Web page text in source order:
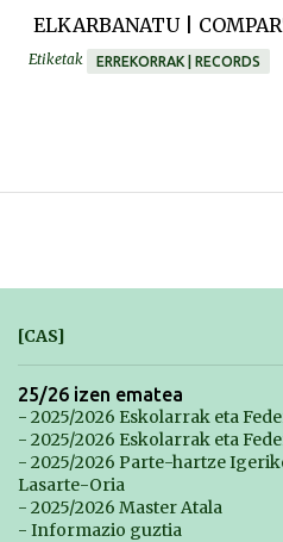
ELKARBANATU |
Etiketak ERREKORRAK | RECORDS
[CAS]
25/26 izen ematea
- 2025/2026 Eskolarrak eta
- 2025/2026 Eskolarrak eta
- 2025/2026 Parte-hartze
Lasarte-Oria
- 2025/2026 Master Atala
- Informazio guztia